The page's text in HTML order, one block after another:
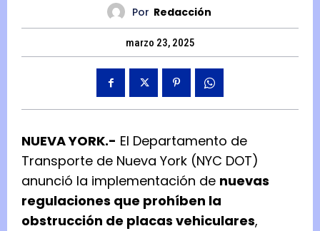
Por Redacción
marzo 23, 2025
NUEVA YORK.- El Departamento de
Transporte de Nueva York (NYC DOT)
anunció la implementación de nuevas
regulaciones que prohíben la
obstrucción de placas vehiculares,